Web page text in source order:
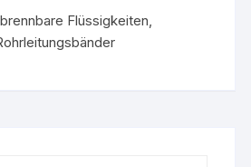
Flüssigkeiten,